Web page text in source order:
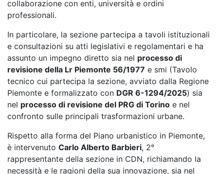
collaborazione con enti, università e ordini
professionali.
In particolare, la sezione partecipa a tavoli istituzionali
e consultazioni su atti legislativi e regolamentari e ha
assunto un impegno diretto sia nel processo di
revisione della Lr Piemonte 56/1977 e smi (Tavolo
tecnico cui partecipa la sezione, avviato dalla Regione
Piemonte e formalizzato con DGR 6-1294/2025) sia
nel processo di revisione del PRG di Torino e nel
confronto sulle principali trasformazioni urbane.
Rispetto alla forma del Piano urbanistico in Piemonte,
è intervenuto Carlo Alberto Barbieri, 2°
rappresentante della sezione in CDN, richiamando la
necessità e le ragioni della sua innovazione, sia nel